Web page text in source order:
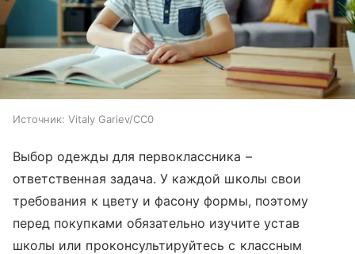
Источник: Vitaly Gariev/CC0
Выбор одежды для первоклассника –
ответственная задача. У каждой школы свои
требования к цвету и фасону формы, поэтому
перед покупками обязательно изучите устав
школы или проконсультируйтесь с классным